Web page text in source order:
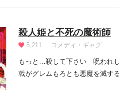
殺人姫と不死の魔術師
5,211 コメディ・ギャグ
もっと…殺して下さい 呪われ
戟がグレムもろとも悪魔を滅す